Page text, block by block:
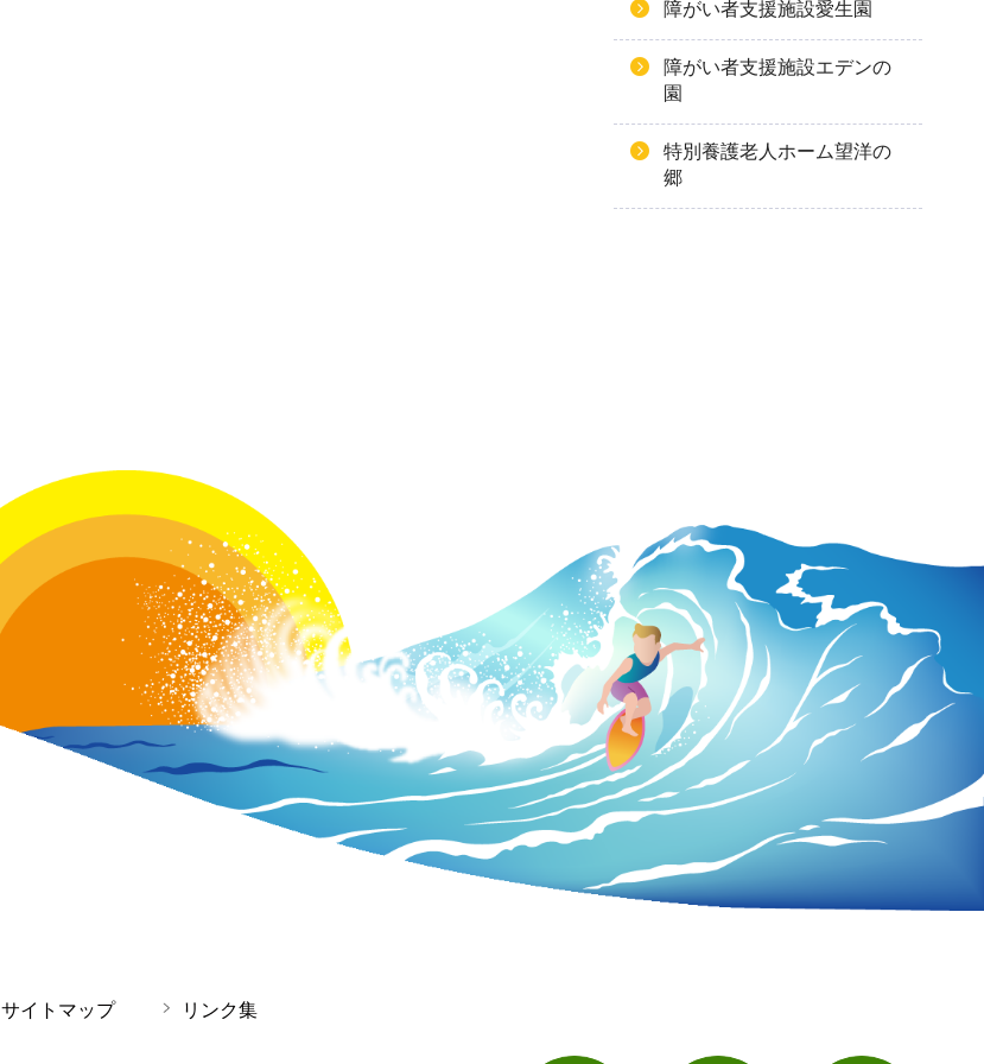
障がい者支援施設愛生園
障がい者支援施設エデンの
園
特別養護老人ホーム望洋の
郷
サイトマップ リンク集